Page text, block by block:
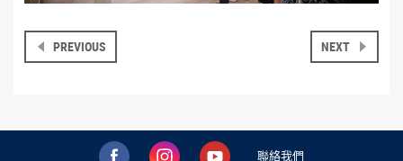
PREVIOUS NEXT
聯絡我們